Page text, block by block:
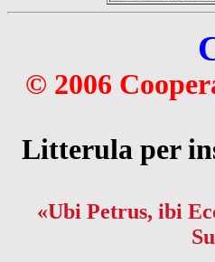
© 2006
Litterula per
«Ubi Petrus, ibi